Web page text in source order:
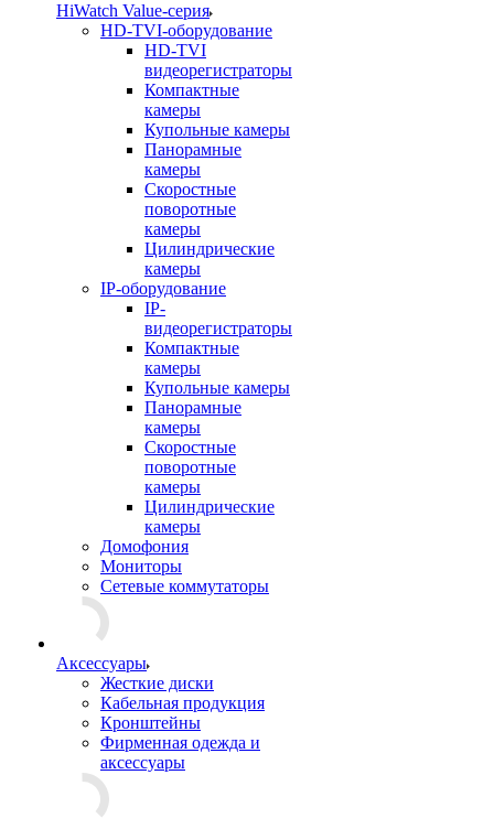
HiWatch Value-серия
HD-TVI-оборудование
HD-TVI
видеорегистраторы
Компактные
камеры
Купольные камеры
Панорамные
камеры
Скоростные
поворотные
камеры
Цилиндрические
камеры
IP-оборудование
IP-
видеорегистраторы
Компактные
камеры
Купольные камеры
Панорамные
камеры
Скоростные
поворотные
камеры
Цилиндрические
камеры
Домофония
Мониторы
Сетевые коммутаторы
Аксессуары
Жесткие диски
Кабельная продукция
Кронштейны
Фирменная одежда и
аксессуары